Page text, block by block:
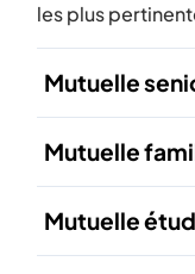
les plus
Mutuelle
Mutuelle
Mutuelle